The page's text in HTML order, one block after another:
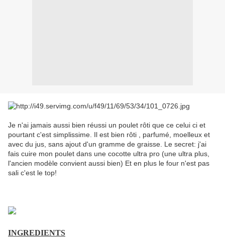
Je n'ai jamais aussi bien réussi un poulet rôti que ce celui ci et
pourtant c'est simplissime. Il est bien rôti , parfumé, moelleux et
avec du jus, sans ajout d'un gramme de graisse. Le secret: j'ai
fais cuire mon poulet dans une cocotte ultra pro (une ultra plus,
l'ancien modèle convient aussi bien) Et en plus le four n'est pas
sali c'est le top!
INGREDIENTS